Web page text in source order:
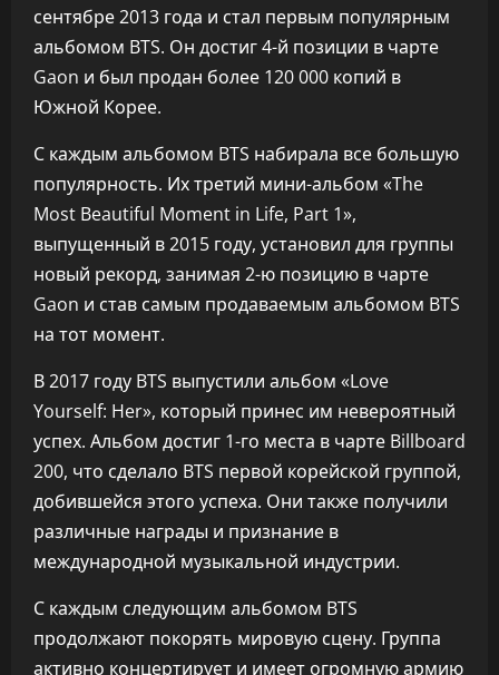
сентябре 2013 года и стал первым популярным
альбомом BTS. Он достиг 4-й позиции в чарте
Gaon и был продан более 120 000 копий в
Южной Корее.
С каждым альбомом BTS набирала все большую
популярность. Их третий мини-альбом «The
Most Beautiful Moment in Life, Part 1»,
выпущенный в 2015 году, установил для группы
новый рекорд, занимая 2-ю позицию в чарте
Gaon и став самым продаваемым альбомом BTS
на тот момент.
В 2017 году BTS выпустили альбом «Love
Yourself: Her», который принес им невероятный
успех. Альбом достиг 1-го места в чарте Billboard
200, что сделало BTS первой корейской группой,
добившейся этого успеха. Они также получили
различные награды и признание в
международной музыкальной индустрии.
С каждым следующим альбомом BTS
продолжают покорять мировую сцену. Группа
активно концертирует и имеет огромную армию